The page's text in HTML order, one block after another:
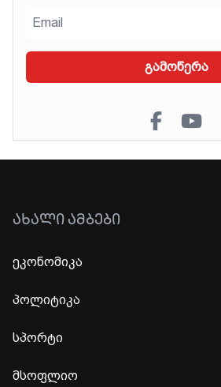
გამოწერა
ᲐᲮᲐᲚᲘ ᲐᲛᲑᲔᲑᲘ
ეკონომიკა
პოლიტიკა
სპორტი
მსოფლიო